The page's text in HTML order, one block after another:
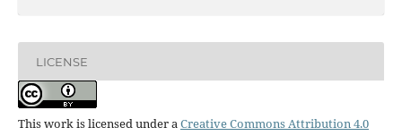
LICENSE
This work is licensed under aCreative Commons Attribution 4.0